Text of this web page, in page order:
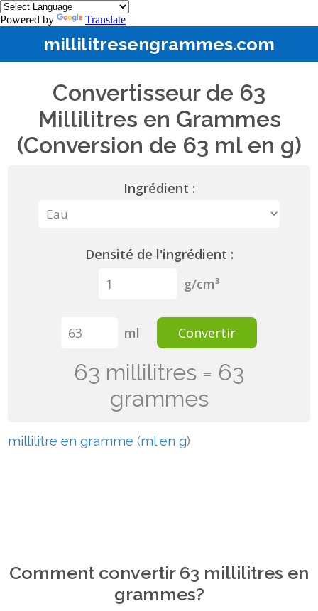
Powered by Translate
millilitresengrammes.com
Convertisseur de 63
Millilitres en Grammes
(Conversion de 63 ml en g)
Ingrédient :
Densité de l'ingrédient :
g/cm³
ml Convertir
63 millilitres = 63
grammes
millilitre en gramme (ml en g)
Comment convertir 63 millilitres en
grammes?